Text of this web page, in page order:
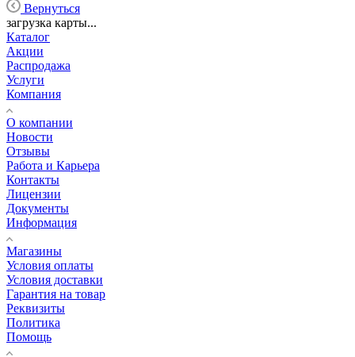
Вернуться
загрузка карты...
Каталог
Акции
Распродажа
Услуги
Компания
О компании
Новости
Отзывы
Работа и Карьера
Контакты
Лицензии
Документы
Информация
Магазины
Условия оплаты
Условия доставки
Гарантия на товар
Реквизиты
Политика
Помощь